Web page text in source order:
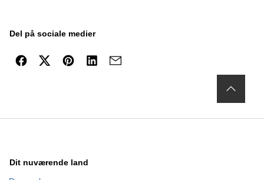
Del på sociale medier
Dit nuværende land